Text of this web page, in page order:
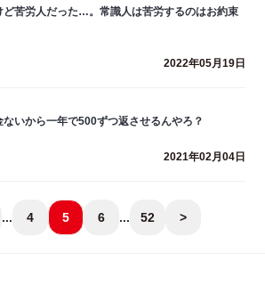
ど苦労人だった…。常識人は苦労するのはお約束
2022年05月19日
いから一年で500ずつ返させるんやろ？
2021年02月04日
... 4 5 6 ... 52 >